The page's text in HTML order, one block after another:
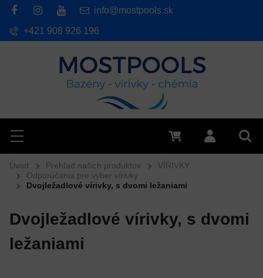
Hľadať
Menu Prihlásiť
info@mostpools.sk
+421 908 926 196
Úvod Prehľad našich produktov
VÍRIVKY
Odporúčania pre výber vírivky
Dvojležadlové vírivky, s dvomi ležaniami
Dvojležadlové vírivky, s dvomi
ležaniami